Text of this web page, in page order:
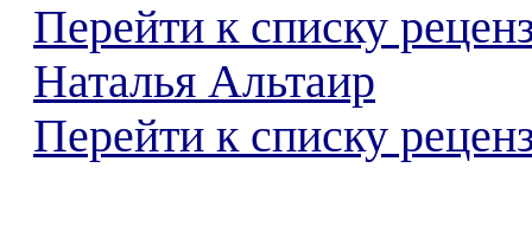
Перейти к списку
Наталья Альтаир
Перейти к списку